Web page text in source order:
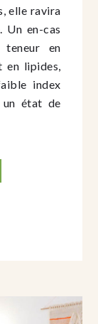
elle ravira
Un en-cas
en
en lipides,
index
un état de